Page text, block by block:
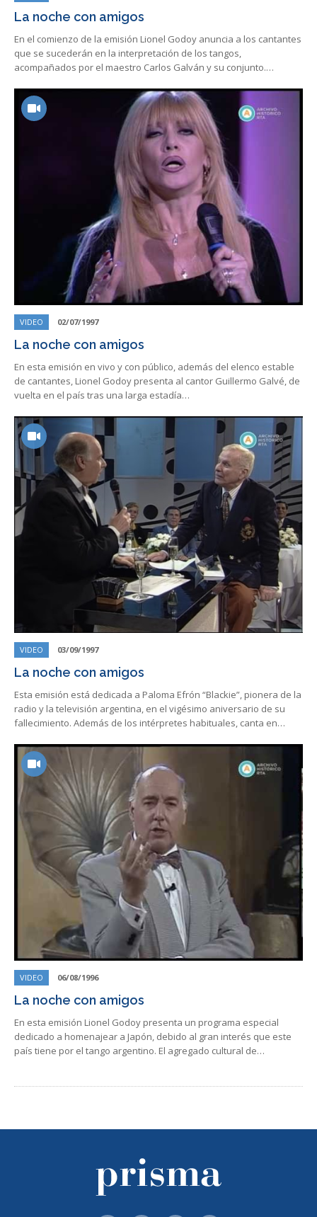
La noche con amigos
En el comienzo de la emisión Lionel Godoy anuncia a los cantantes
que se sucederán en la interpretación de los tangos,
acompañados por el maestro Carlos Galván y su conjunto.…
VIDEO 02/07/1997
La noche con amigos
En esta emisión en vivo y con público, además del elenco estable
de cantantes, Lionel Godoy presenta al cantor Guillermo Galvé, de
vuelta en el país tras una larga estadía…
VIDEO 03/09/1997
La noche con amigos
Esta emisión está dedicada a Paloma Efrón “Blackie”, pionera de la
radio y la televisión argentina, en el vigésimo aniversario de su
fallecimiento. Además de los intérpretes habituales, canta en…
VIDEO 06/08/1996
La noche con amigos
En esta emisión Lionel Godoy presenta un programa especial
dedicado a homenajear a Japón, debido al gran interés que este
país tiene por el tango argentino. El agregado cultural de…